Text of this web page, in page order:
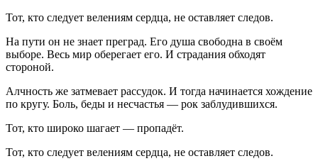
Тот, кто следует велениям сердца, не оставляет следов.
На пути он не знает преград. Его душа свободна в своём
выборе. Весь мир оберегает его. И страдания обходят
стороной.
Алчность же затмевает рассудок. И тогда начинается хождение
по кругу. Боль, беды и несчастья — рок заблудившихся.
Тот, кто широко шагает — пропадёт.
Тот, кто следует велениям сердца, не оставляет следов.